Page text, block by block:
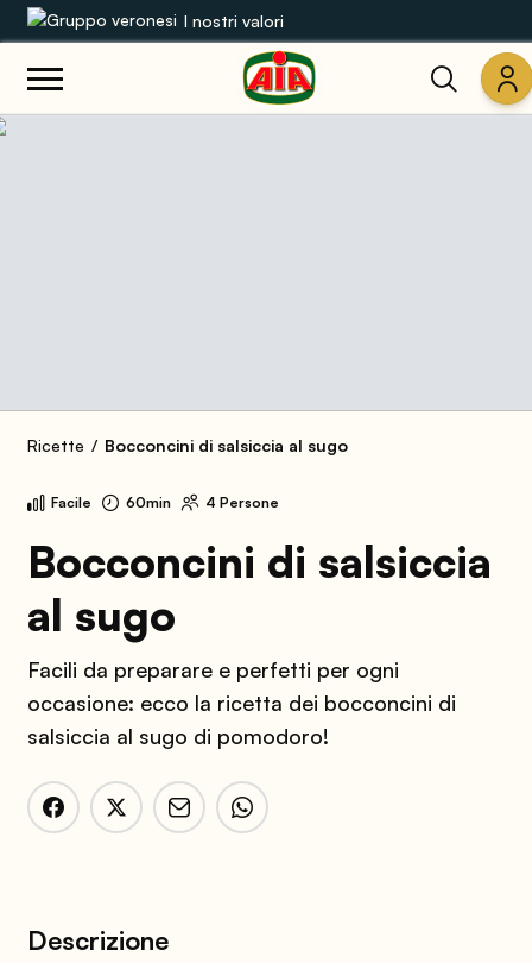
I nostri valori
Le nostre gamme
Mondo AIA
Ricette Bocconcini di salsiccia al sugo
Facile 60min 4 Persone
Bocconcini di salsiccia
al sugo
Facili da preparare e perfetti per ogni
occasione: ecco la ricetta dei bocconcini di
salsiccia al sugo di pomodoro!
Descrizione